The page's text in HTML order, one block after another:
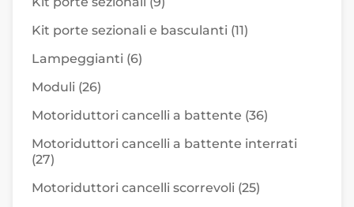
Kit porte sezionali e basculanti (11)
Lampeggianti (6)
Moduli (26)
Motoriduttori cancelli a battente (36)
Motoriduttori cancelli a battente interrati
(27)
Motoriduttori cancelli scorrevoli (25)